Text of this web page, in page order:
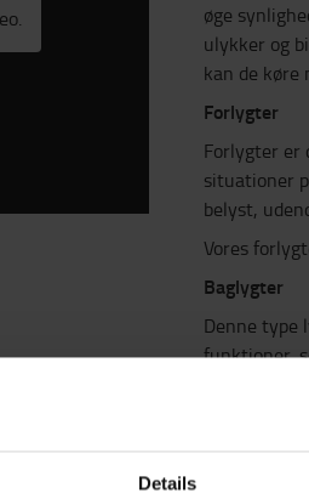
Details
øge
ulykker og
kan de
Forlygter
Forlygter er
situationer
belyst,
Vores
Baglygter
Denne type
funktioner,
lys er, at
synlighed
maskiner
kommer